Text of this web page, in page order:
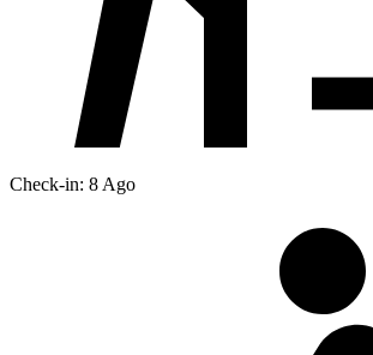
Check-in: 8 Ago